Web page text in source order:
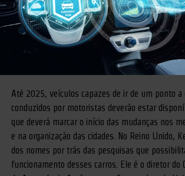
Até 2025, veículos capazes de ir de um ponto
conduzidos por motoristas deverão estar
que deverá marcar o início das mudanças nos
e na organização das cidades. No Reino Unido,
dos nomes por trás das pesquisas que
funcionamento desses carros. Ele é o diretor do